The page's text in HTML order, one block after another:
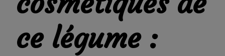
ce légume :